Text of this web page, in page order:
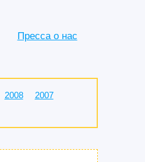
Пресса о нас
2008
2007